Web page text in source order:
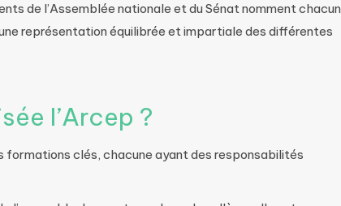
de l’Assemblée nationale et du Sénat nomment chacun
représentation équilibrée et impartiale des différentes
l’Arcep ?
formations clés, chacune ayant des responsabilités